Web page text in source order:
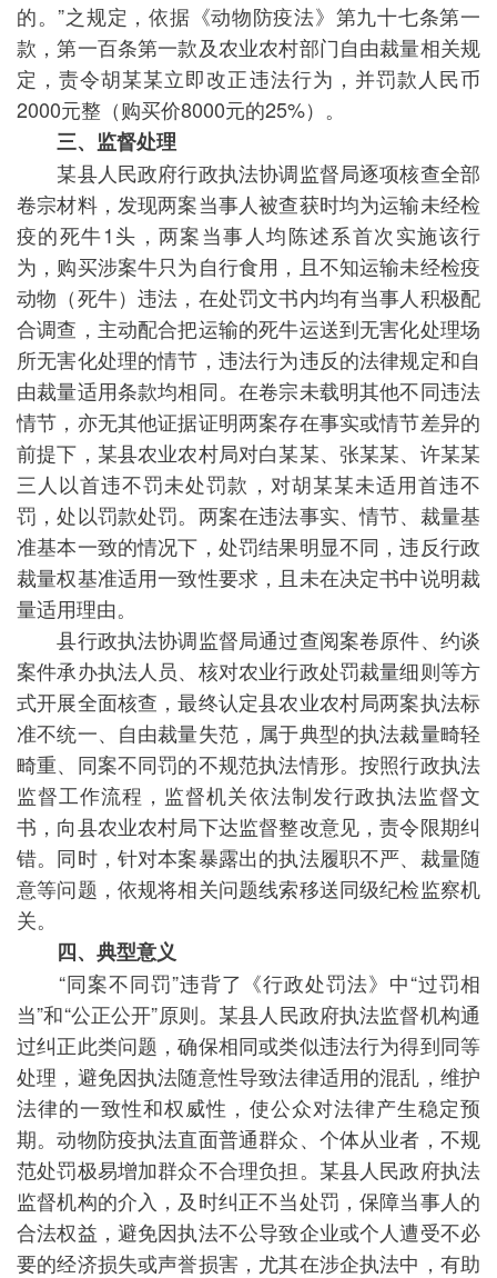
的。”之规定，依据《动物防疫法》第九十七条第一
款，第一百条第一款及农业农村部门自由裁量相关规
定，责令胡某某立即改正违法行为，并罚款人民币
2000元整（购买价8000元的25%）。
三、监督处理
某县人民政府行政执法协调监督局逐项核查全部
卷宗材料，发现两案当事人被查获时均为运输未经检
疫的死牛1头，两案当事人均陈述系首次实施该行
为，购买涉案牛只为自行食用，且不知运输未经检疫
动物（死牛）违法，在处罚文书内均有当事人积极配
合调查，主动配合把运输的死牛运送到无害化处理场
所无害化处理的情节，违法行为违反的法律规定和自
由裁量适用条款均相同。在卷宗未载明其他不同违法
情节，亦无其他证据证明两案存在事实或情节差异的
前提下，某县农业农村局对白某某、张某某、许某某
三人以首违不罚未处罚款，对胡某某未适用首违不
罚，处以罚款处罚。两案在违法事实、情节、裁量基
准基本一致的情况下，处罚结果明显不同，违反行政
裁量权基准适用一致性要求，且未在决定书中说明裁
量适用理由。
县行政执法协调监督局通过查阅案卷原件、约谈
案件承办执法人员、核对农业行政处罚裁量细则等方
式开展全面核查，最终认定县农业农村局两案执法标
准不统一、自由裁量失范，属于典型的执法裁量畸轻
畸重、同案不同罚的不规范执法情形。按照行政执法
监督工作流程，监督机关依法制发行政执法监督文
书，向县农业农村局下达监督整改意见，责令限期纠
错。同时，针对本案暴露出的执法履职不严、裁量随
意等问题，依规将相关问题线索移送同级纪检监察机
关。
四、典型意义
“同案不同罚”违背了《行政处罚法》中“过罚相
当”和“公正公开”原则。某县人民政府执法监督机构通
过纠正此类问题，确保相同或类似违法行为得到同等
处理，避免因执法随意性导致法律适用的混乱，维护
法律的一致性和权威性，使公众对法律产生稳定预
期。动物防疫执法直面普通群众、个体从业者，不规
范处罚极易增加群众不合理负担。某县人民政府执法
监督机构的介入，及时纠正不当处罚，保障当事人的
合法权益，避免因执法不公导致企业或个人遭受不必
要的经济损失或声誉损害，尤其在涉企执法中，有助